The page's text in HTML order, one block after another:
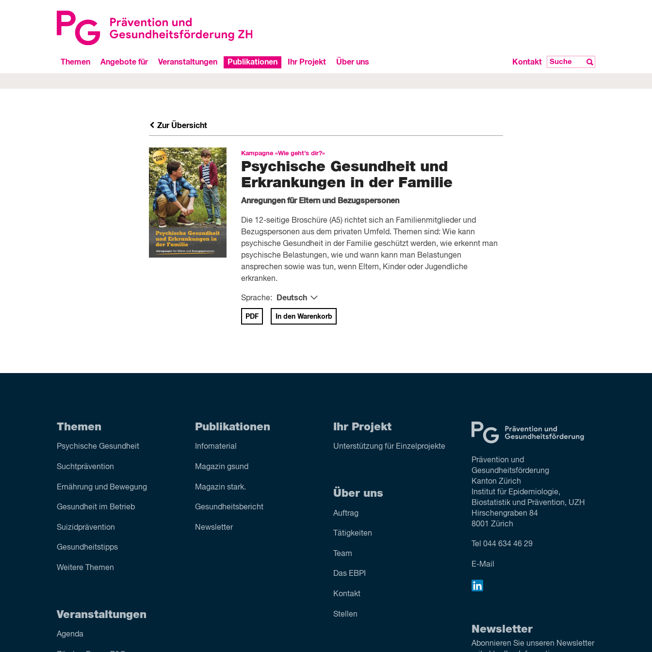
Themen Angebote für Veranstaltungen Publikationen Ihr Projekt Über uns Kontakt
Zur Übersicht
Kampagne «Wie geht’s dir?»
Psychische Gesundheit und
Erkrankungen in der Familie
Anregungen für Eltern und Bezugspersonen
Die 12-seitige Broschüre (A5) richtet sich an Familienmitglieder und
Bezugspersonen aus dem privaten Umfeld. Themen sind: Wie kann
psychische Gesundheit in der Familie geschützt werden, wie erkennt man
psychische Belastungen, wie und wann kann man Belastungen
ansprechen sowie was tun, wenn Eltern, Kinder oder Jugendliche
erkranken.
Sprache: Deutsch
PDF In den Warenkorb
Themen
Psychische Gesundheit
Sucht­prävention
Ernährung und Bewegung
Gesundheit im Betrieb
Suizid­prävention
Gesundheitstipps
Weitere Themen
Veranstaltungen
Agenda
Publikationen
Infomaterial
Magazin gsund
Magazin stark.
Gesundheitsbericht
Newsletter
Ihr Projekt
Unterstützung für Einzelprojekte
Über uns
Auftrag
Tätigkeiten
Team
Das EBPI
Kontakt
Stellen
Prävention und
Gesundheitsförderung
Kanton Zürich
Institut für Epidemiologie,
Biostatistik und Prävention, UZH
Hirschengraben 84
8001 Zürich
Tel 044 634 46 29
E-Mail
Newsletter
Abonnieren Sie unseren Newsletter